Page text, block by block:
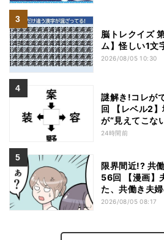
脳トレクイズ
ム】怪しい1文
2026/08/05 10:30
謎解き!コレが
回 【レベル2
が“見えてこな
24時間前
限界間近!? 共
56回 【漫画】
た、共働き夫
ず…
2026/08/05 08:17